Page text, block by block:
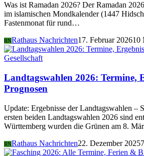
Was ist Ramadan 2026? Der Ramadan
im islamischen Mondkalender (1447
Fastenmonat für rund…
RNRathaus Nachrichten17. Februar 202610
Gesellschaft
Landtagswahlen 2026: Termine,
Prognosen
Update: Ergebnisse der Landtagswahlen –
ersten beiden Landtagswahlen 2026 sind
Württemberg wurden die Grünen am 8.
RNRathaus Nachrichten22. Dezember 2025